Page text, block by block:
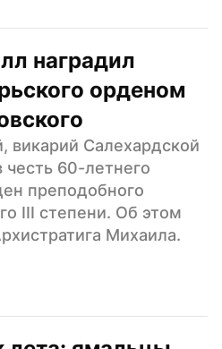
наградил
орденом
викарий Салехардской
60-летнего
преподобного
III степени. Об этом
Михаила.